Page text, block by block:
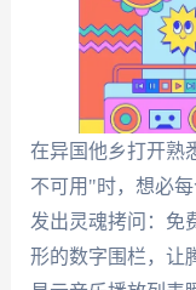
在异国他乡打开熟
不可用"时，想必
发出灵魂拷问：免
形的数字围栏，让